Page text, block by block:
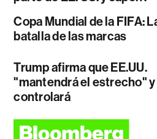
Copa Mundial de la FIFA:
batalla de las marcas
Trump afirma que EE.UU.
"mantendrá el estrecho"
controlará